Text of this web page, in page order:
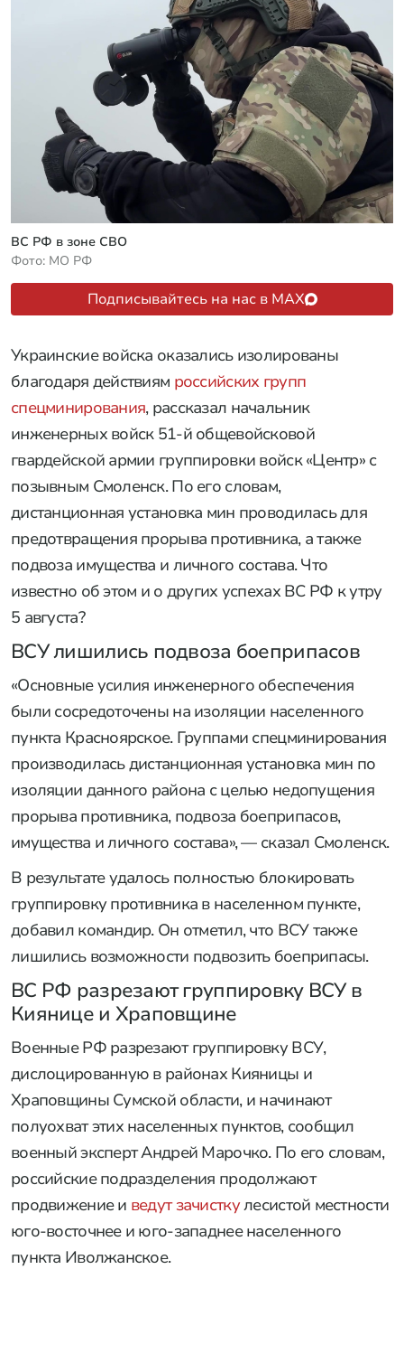
ВС РФ в зоне СВО
Фото: МО РФ
Подписывайтесь на нас в MAX
Украинские войска оказались изолированы
благодаря действиям российских групп
спецминирования, рассказал начальник
инженерных войск 51-й общевойсковой
гвардейской армии группировки войск «Центр» с
позывным Смоленск. По его словам,
дистанционная установка мин проводилась для
предотвращения прорыва противника, а также
подвоза имущества и личного состава. Что
известно об этом и о других успехах ВС РФ к утру
5 августа?
ВСУ лишились подвоза боеприпасов
«Основные усилия инженерного обеспечения
были сосредоточены на изоляции населенного
пункта Красноярское. Группами спецминирования
производилась дистанционная установка мин по
изоляции данного района с целью недопущения
прорыва противника, подвоза боеприпасов,
имущества и личного состава», — сказал Смоленск.
В результате удалось полностью блокировать
группировку противника в населенном пункте,
добавил командир. Он отметил, что ВСУ также
лишились возможности подвозить боеприпасы.
ВС РФ разрезают группировку ВСУ в
Киянице и Храповщине
Военные РФ разрезают группировку ВСУ,
дислоцированную в районах Кияницы и
Храповщины Сумской области, и начинают
полуохват этих населенных пунктов, сообщил
военный эксперт Андрей Марочко. По его словам,
российские подразделения продолжают
продвижение и ведут зачисткулесистой местности
юго-восточнее и юго-западнее населенного
пункта Иволжанское.